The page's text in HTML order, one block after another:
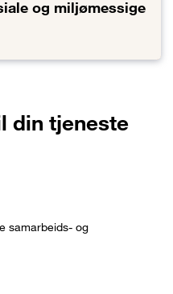
og miljømessige
din tjeneste
samarbeids- og